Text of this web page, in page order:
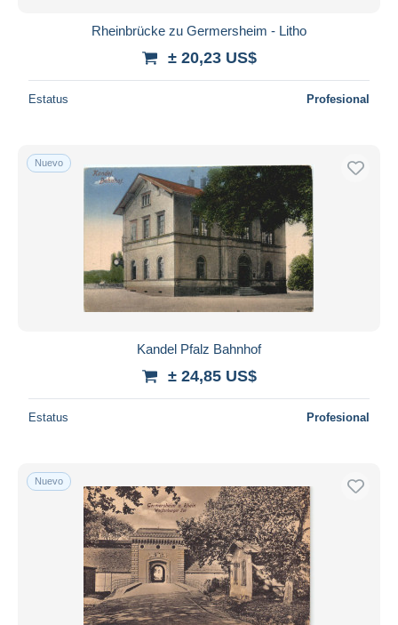
Rheinbrücke zu Germersheim - Litho
± 20,23 US$
Estatus Profesional
Nuevo
Kandel Pfalz Bahnhof
± 24,85 US$
Estatus Profesional
Nuevo